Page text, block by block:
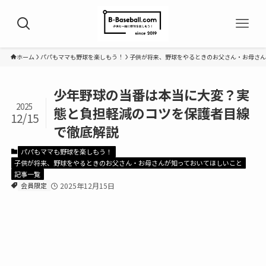
ホーム パパもママも野球を楽しもう！ 子供が将来、野球をやるときのお父さん・お母さ
少年野球の当番は本当に大変？実
態と負担軽減のコツを保護者目線
で徹底解説
2025
12/15
パパもママも野球を楽しもう！
子供が将来、野球をやるときのお父さん・お母さんが知っておいてほしいこと
記事一覧
会員限定
2025年12月15日